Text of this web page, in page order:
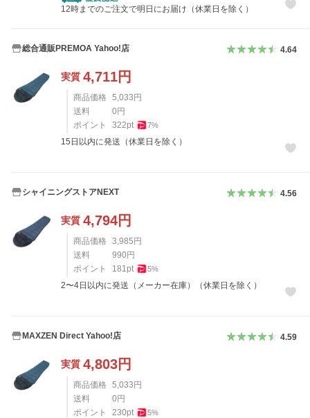
12時までのご注文で明日にお届け（休業日を除く）
総合通販PREMOA Yahoo!店 4.64
実質 4,711円
商品価格 5,033円
送料
0円
ポイント
322pt 7%
15日以内に発送（休業日を除く）
シャイニングストアNEXT 4.56
実質 4,794円
商品価格 3,985円
送料
990円
ポイント
181 pt 5%
2〜4日以内に発送（メーカー在庫）（休業日を除く）
MAXZEN Direct Yahoo!店 4.59
実質 4,803円
商品価格 5,033円
送料
0円
ポイント
230pt 5%